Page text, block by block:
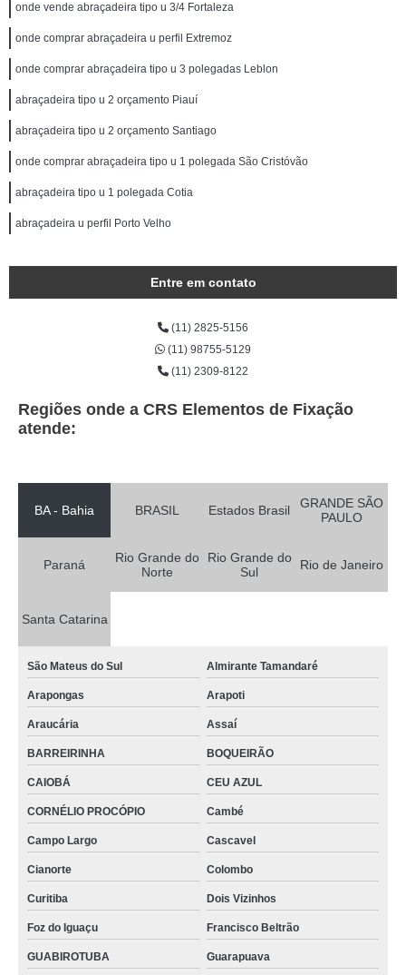
onde vende abraçadeira tipo u 3/4 Fortaleza
onde comprar abraçadeira u perfil Extremoz
onde comprar abraçadeira tipo u 3 polegadas Leblon
abraçadeira tipo u 2 orçamento Piauí
abraçadeira tipo u 2 orçamento Santiago
onde comprar abraçadeira tipo u 1 polegada São Cristóvão
abraçadeira tipo u 1 polegada Cotia
abraçadeira u perfil Porto Velho
Entre em contato
(11) 2825-5156
(11) 98755-5129
(11) 2309-8122
Regiões onde a CRS Elementos de Fixação
atende:
BA - Bahia BRASIL Estados Brasil
GRANDE SÃO
PAULO
Paraná
Rio Grande do
Norte
Rio Grande do
Sul
Rio de Janeiro
Santa Catarina
São Mateus do Sul Almirante Tamandaré
Arapongas Arapoti
Araucária Assaí
BARREIRINHA BOQUEIRÃO
CAIOBÁ CEU AZUL
CORNÉLIO PROCÓPIO Cambé
Campo Largo Cascavel
Cianorte Colombo
Curitiba Dois Vizinhos
Foz do Iguaçu Francisco Beltrão
GUABIROTUBA Guarapuava